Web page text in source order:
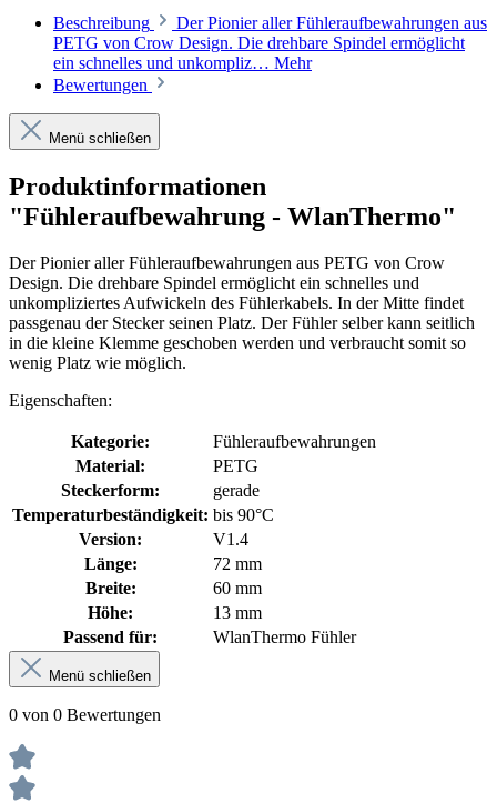
Beschreibung
Der Pionier aller Fühleraufbewahrungen aus
PETG von Crow Design. Die drehbare Spindel ermöglicht
ein schnelles und unkompliz… Mehr
Bewertungen
Menü schließen
Produktinformationen
"Fühleraufbewahrung - WlanThermo"
Der Pionier aller Fühleraufbewahrungen aus PETG von Crow
Design. Die drehbare Spindel ermöglicht ein schnelles und
unkompliziertes Aufwickeln des Fühlerkabels. In der Mitte findet
passgenau der Stecker seinen Platz. Der Fühler selber kann seitlich
in die kleine Klemme geschoben werden und verbraucht somit so
wenig Platz wie möglich.
Eigenschaften:
Kategorie:
Fühleraufbewahrungen
Material:
PETG
Steckerform:
gerade
Temperaturbeständigkeit: bis 90°C
Version:
V1.4
Länge:
72 mm
Breite:
60 mm
Höhe:
13 mm
Passend für:
WlanThermo Fühler
Menü schließen
0 von 0 Bewertungen